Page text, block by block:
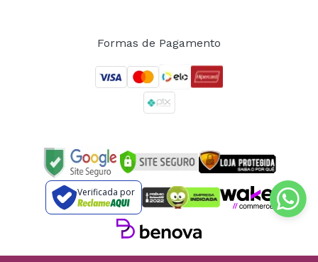
Formas de Pagamento
Verificada por